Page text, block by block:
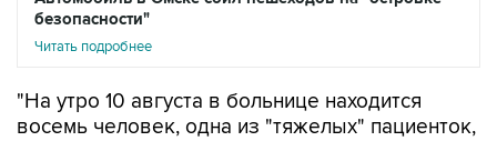
безопасности"
Читать подробнее
"На утро 10 августа в больнице находится
восемь человек, одна из "тяжелых" пациенток,